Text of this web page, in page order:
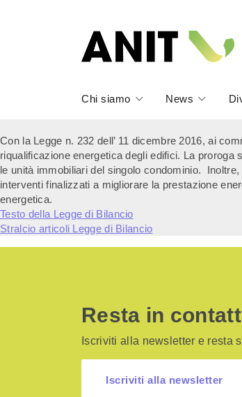
Chi siamo News
Con la Legge n. 232 dell’ 11 dicembre 2016, ai
riqualificazione energetica degli edifici. La
le unità immobiliari del singolo condominio.
interventi finalizzati a migliorare la prestazione
energetica.
Testo della Legge di Bilancio
Stralcio articoli Legge di Bilancio
Resta in
Iscriviti alla newsletter e resta
Iscriviti alla newsletter